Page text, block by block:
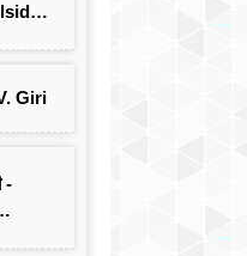
Giri
-